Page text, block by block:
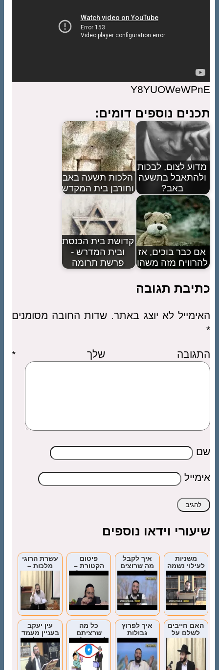
Y8YUOWeWPnE
תכנים נוספים דומים:
מדוע לצום, לבכות
ולהתאבל בתשעה
באב?
הלכות תשעה באב
וחורבן בית המקדש
אם כבר בוכים, אז
להרוויח מזה משהו
קדושת בית הכנסת
ובית המדרש -
פרשת תרומה
כתיבת תגובה
האימייל לא יוצג באתר. שדות החובה מסומנים
*
התגובה שלך*
שם
אימייל
שיעורי וידאו נוספים
משניות
לעילוי נשמה
– פרק יש
מעלין אותיות
נשמה
איך לקבל
מה שרוצים
על פי דין?
מידה כנגד
מידה
פיטום
הקטורת –
ביאור המלים
עשרת הרוגי
מלכות –
שיעור מיוחד
לתשעה באב
האם חייבים
לשלם על
נזק שגרמנו
לאדם שנכנס
לביתינו ללא
רשות?
איך לפרוץ
גבולות
בעזרת
הגבלות
התורה
כל מה
שרציתם
לדעת על עין
הרע
עין יעקב
בעניין מעמד
התפילה